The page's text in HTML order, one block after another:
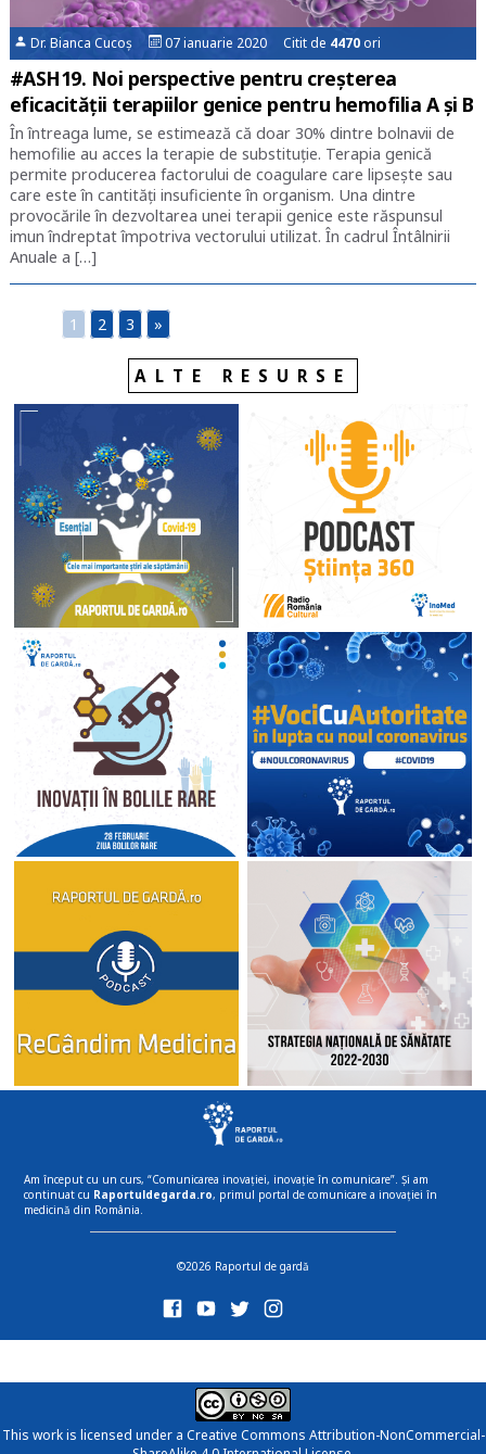
Dr. Bianca Cucoș 07 ianuarie 2020 Citit de 4470ori
#ASH19. Noi perspective pentru creșterea
eficacității terapiilor genice pentru hemofilia A și B
În întreaga lume, se estimează că doar 30% dintre bolnavii de
hemofilie au acces la terapie de substituție. Terapia genică
permite producerea factorului de coagulare care lipsește sau
care este în cantități insuficiente în organism. Una dintre
provocările în dezvoltarea unei terapii genice este răspunsul
imun îndreptat împotriva vectorului utilizat. În cadrul Întâlnirii
Anuale a […]
1 2 3 »
ALTE RESURSE
Am început cu un curs, “Comunicarea inovației, inovație în comunicare”. Și am
continuat cu Raportuldegarda.ro, primul portal de comunicare a inovației în
medicină din România.
©2026 Raportul de gardă
This work is licensed under a Creative Commons Attribution-NonCommercial-